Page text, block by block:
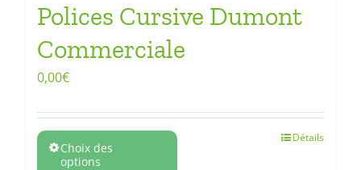
Polices Cursive Dumont
Commerciale
0,00€
Choix des
options
Détails